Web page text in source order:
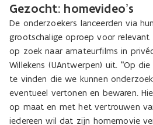
Gezocht: homevideo’s
De onderzoekers lanceerden via
grootschalige oproep voor relevant
op zoek naar amateurfilms in
Willekens (UAntwerpen) uit. “Op
te vinden die we kunnen
eventueel vertonen en bewaren.
op maat en met het vertrouwen
iedereen wil dat zijn homemovie